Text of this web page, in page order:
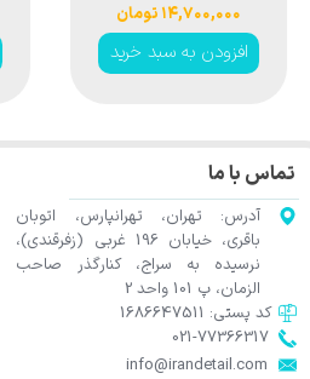
Profiline Cut &
Finish 05-05 1L
۱۴,۷۰۰,۰۰۰ تومان
افزودن به سبد خرید خرید
تماس با ما
آدرس: تهران، تهرانپارس، اتوبان
باقری، خیابان 196 غربی (زفرقندی)،
نرسیده به سراج، کنارگذر صاحب
الزمان، پ 101 واحد 2
​​​​​​​info@irandetail.com
021-77366317​​​​​​​​​​​​​​​​​​​​​
کد پستی: 1686647511